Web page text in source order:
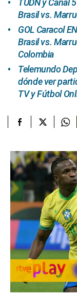
TUDN y Canal
Brasil vs.
GOL Caracol
Brasil vs.
Colombia
Telemundo
dónde ver
TV y Fútbol